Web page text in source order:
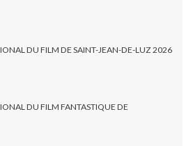
DU FILM DE SAINT-JEAN-DE-LUZ 2026
DU FILM FANTASTIQUE DE